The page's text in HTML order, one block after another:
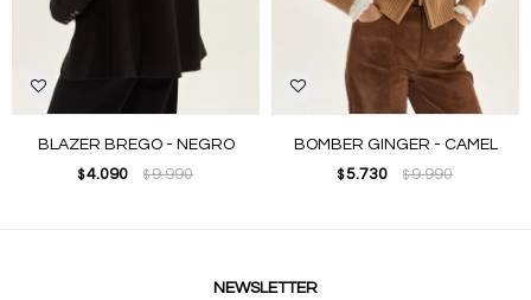
BLAZER BREGO - NEGRO
$4.090 $9.990
BOMBER GINGER - CAMEL
$5.730 $9.990
NEWSLETTER